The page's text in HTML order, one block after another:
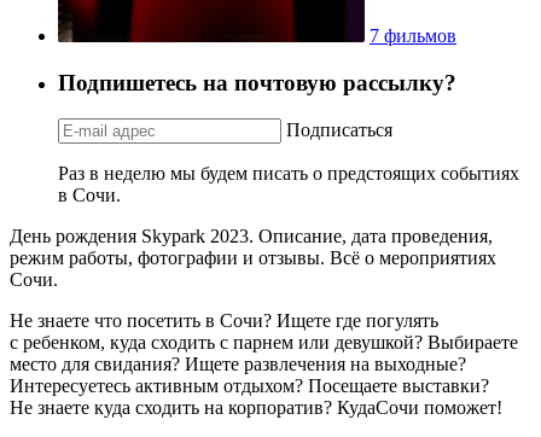
7 фильмов
Подпишетесь на почтовую рассылку?
Подписаться
Раз в неделю мы будем писать о предстоящих событиях
в Сочи.
День рождения Skypark 2023. Описание, дата проведения,
режим работы, фотографии и отзывы. Всё о мероприятиях
Сочи.
Не знаете что посетить в Сочи? Ищете где погулять
с ребенком, куда сходить с парнем или девушкой? Выбираете
место для свидания? Ищете развлечения на выходные?
Интересуетесь активным отдыхом? Посещаете выставки?
Не знаете куда сходить на корпоратив? КудаСочи поможет!